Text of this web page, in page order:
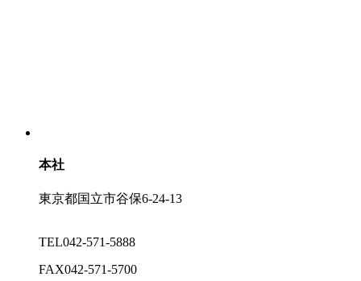
本社
東京都国立市谷保6-24-13
TEL042-571-5888
FAX042-571-5700